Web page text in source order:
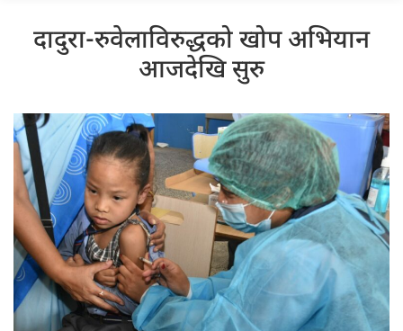
दादुरा-रुवेलाविरुद्धको खोप अभियान
आजदेखि सुरु